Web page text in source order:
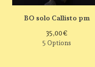
BO solo Callisto pm
35,00€
5 Options